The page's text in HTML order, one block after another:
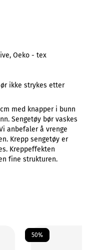
Oeko - tex
ikke strykes etter
med knapper i bunn
Sengetøy bør vaskes
anbefaler å vrenge
Krepp sengetøy er
Kreppeffekten
fine strukturen.
50%